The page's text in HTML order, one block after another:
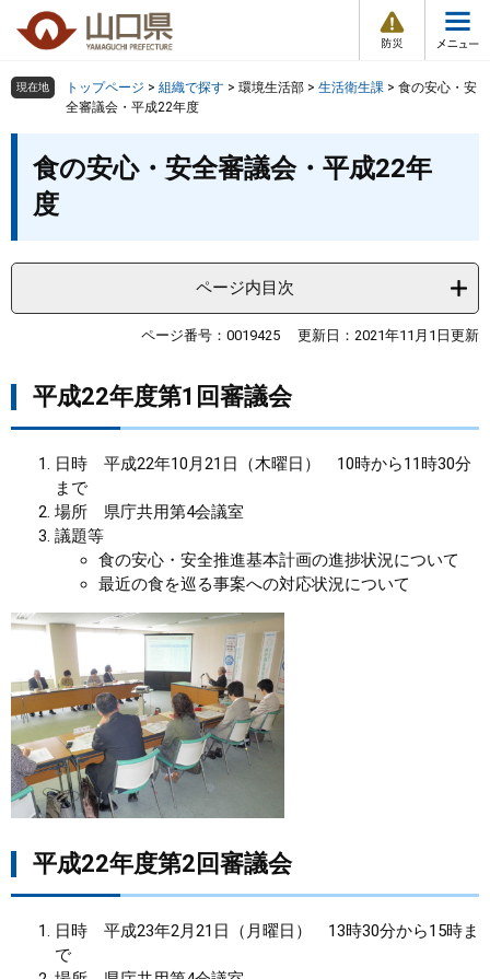
の
頭
ー
飛
情
報
メ
ュ
組織で探す
しごと・産業・観光
まちづくり
県政情報
検索の仕方 組織で探す サイトマップで探す
現在地 トップページ > 組織で探す > 環境生活部 > 生活衛生課 > 食の安心・安
全審議会・平成22年度
食の安心・安全審議会・平成22年
度
ページ内目次
ページ番号：0019425 更新日：2021年11月1日更新
平成22年度第1回審議会
​日時 平成22年10月21日（木曜日） 10時から11時30分
まで
場所 県庁共用第4会議室
議題等
食の安心・安全推進基本計画の進捗状況について
最近の食を巡る事案への対応状況について
平成22年度第2回審議会
​日時 平成23年2月21日（月曜日） 13時30分から15時ま
で